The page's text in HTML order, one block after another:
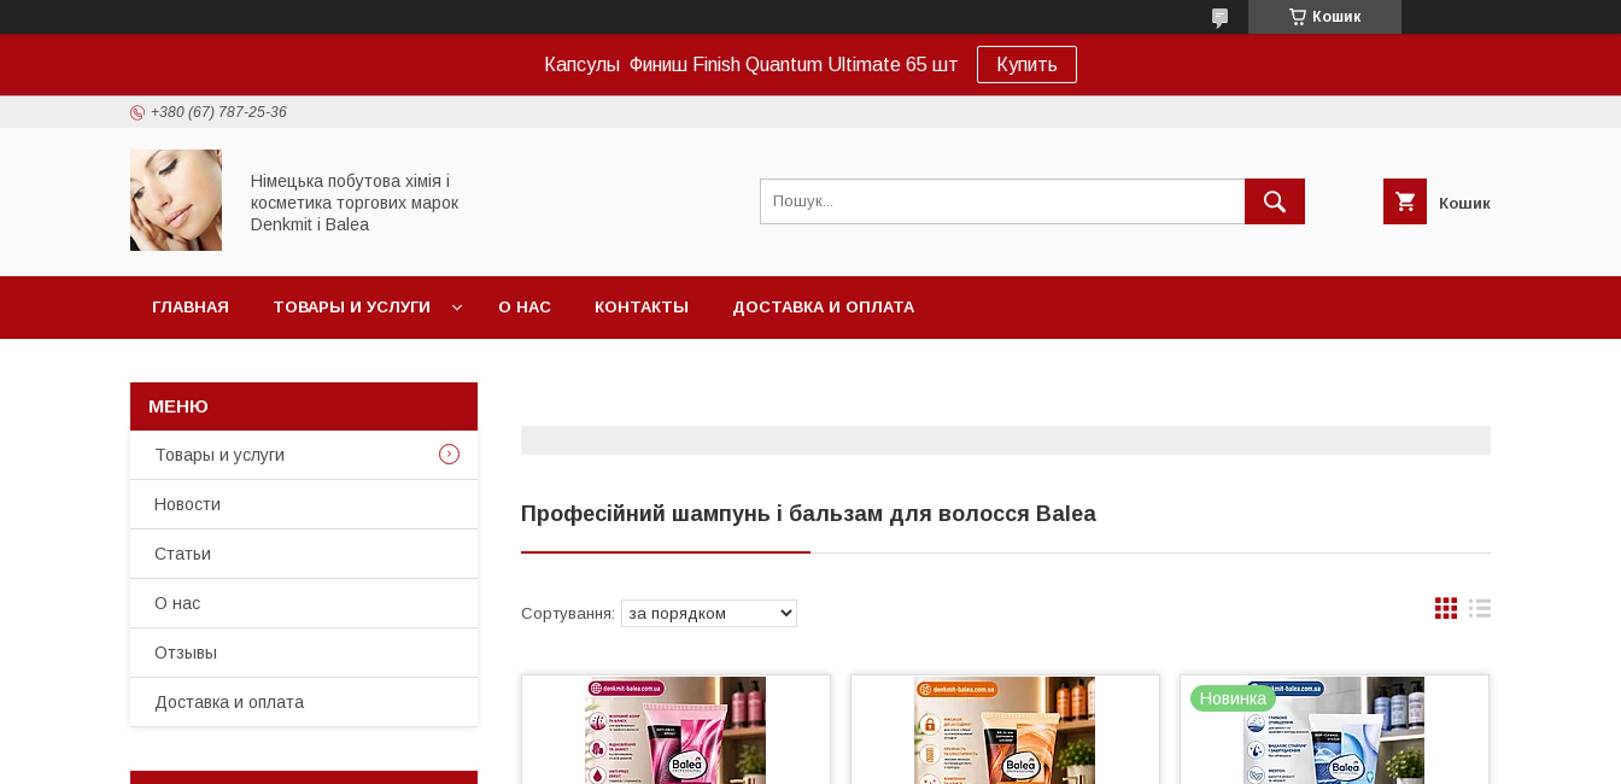
Кошик
Капсулы Финиш Finish Quantum Ultimate 65 шт Купить
+380 (67) 787-25-36
Німецька побутова хімія і
косметика торгових марок
Denkmit i Balea
Кошик
ГЛАВНАЯ ТОВАРЫ И УСЛУГИ О НАС КОНТАКТЫ ДОСТАВКА И ОПЛАТА
Професійний шампунь і бальзам для волосся Balea
Новинка
Товары и услуги
Новости
Статьи
О нас
Отзывы
Доставка и оплата